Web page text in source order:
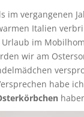
im vergangenen
Italien
im
wir am
habe